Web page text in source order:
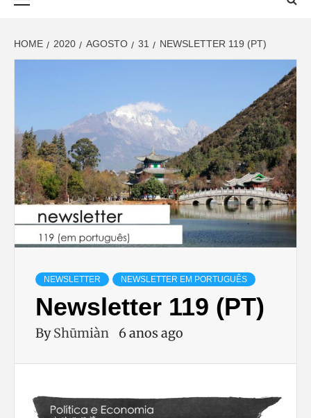
HOME 2020 AGOSTO 31 NEWSLETTER 119 (PT)
NEWSLETTER NEWSLETTER EM PORTUGUÊS
Newsletter 119 (PT)
By Shūmiàn 6 anos ago